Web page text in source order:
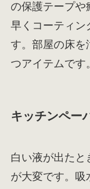
の保護テープや
早くコーティン
す。部屋の床を
つアイテムです。
キッチンペー
白い液が出たと
が大変です。吸